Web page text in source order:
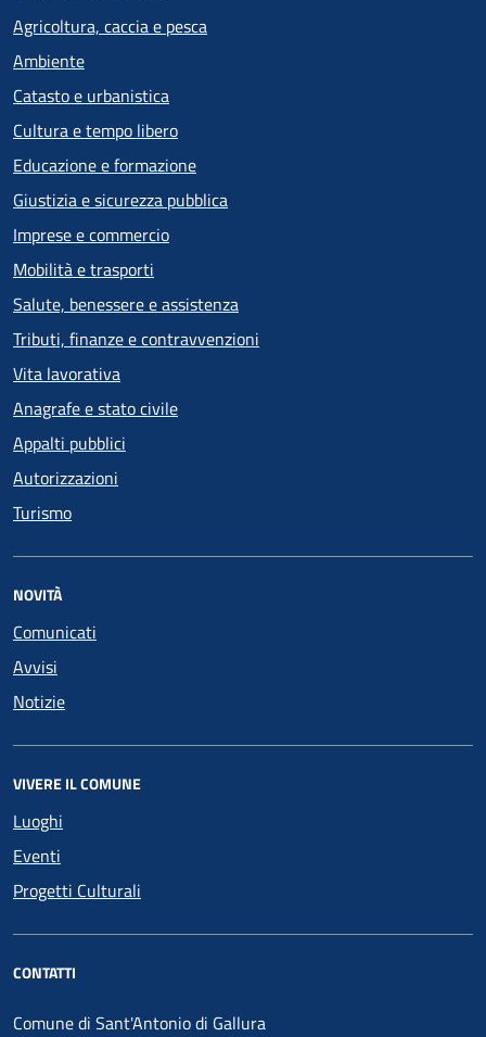
Agricoltura, caccia e pesca
Ambiente
Catasto e urbanistica
Cultura e tempo libero
Educazione e formazione
Giustizia e sicurezza pubblica
Imprese e commercio
Mobilità e trasporti
Salute, benessere e assistenza
Tributi, finanze e contravvenzioni
Vita lavorativa
Anagrafe e stato civile
Appalti pubblici
Autorizzazioni
Turismo
NOVITÀ
Comunicati
Avvisi
Notizie
VIVERE IL COMUNE
Luoghi
Eventi
Progetti Culturali
CONTATTI
Comune di Sant'Antonio di Gallura